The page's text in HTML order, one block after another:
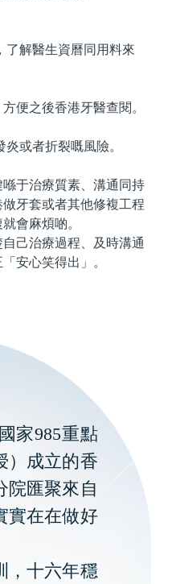
解醫生資曆同用料來
之後香港牙醫查閱。
或者折裂嘅風險。
于治療質素、溝通同持
牙套或者其他修複工程
會麻煩啲。
己治療過程、及時溝通
安心笑得出」。
家985重點
）成立的香
院匯聚來自
實在在做好
，十六年穩